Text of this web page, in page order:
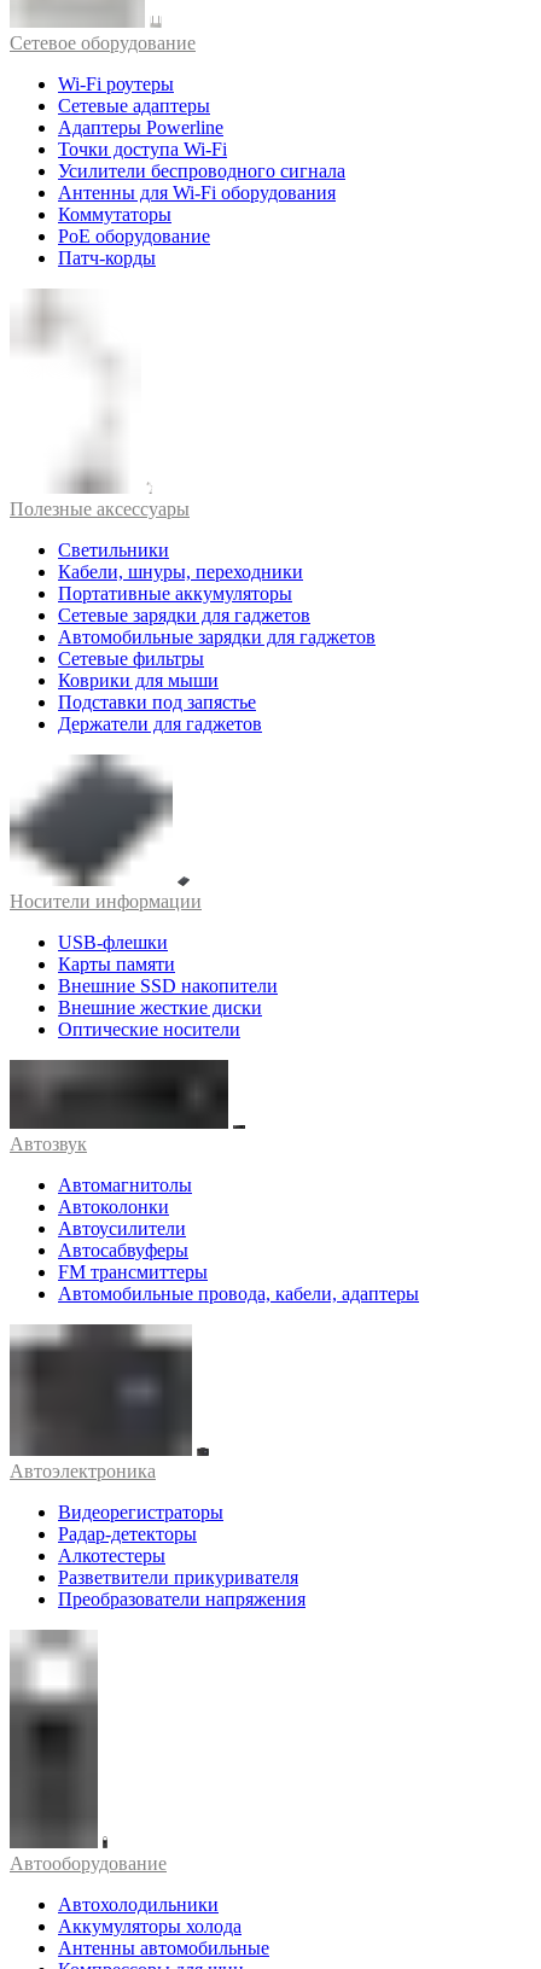
Cетевое оборудование
Wi-Fi роутеры
Сетевые адаптеры
Адаптеры Powerline
Точки доступа Wi-Fi
Усилители беспроводного сигнала
Антенны для Wi-Fi оборудования
Коммутаторы
PoE оборудование
Патч-корды
Полезные аксессуары
Светильники
Кабели, шнуры, переходники
Портативные аккумуляторы
Сетевые зарядки для гаджетов
Автомобильные зарядки для гаджетов
Сетевые фильтры
Коврики для мыши
Подставки под запястье
Держатели для гаджетов
Носители информации
USB-флешки
Карты памяти
Внешние SSD накопители
Внешние жесткие диски
Оптические носители
Автозвук
Автомагнитолы
Автоколонки
Автоусилители
Автосабвуферы
FM трансмиттеры
Автомобильные провода, кабели, адаптеры
Автоэлектроника
Видеорегистраторы
Радар-детекторы
Алкотестеры
Разветвители прикуривателя
Преобразователи напряжения
Автооборудование
Автохолодильники
Аккумуляторы холода
Антенны автомобильные